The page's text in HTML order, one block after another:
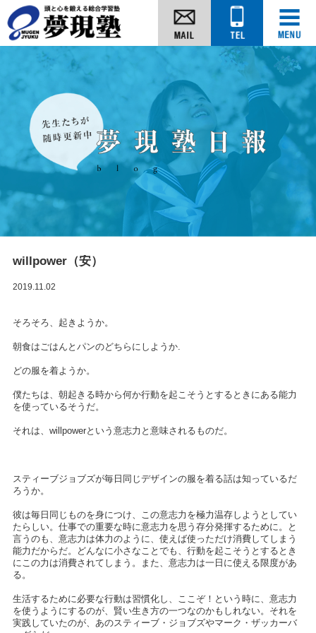
willpower（安）
2019.11.02
そろそろ、起きようか。
朝食はごはんとパンのどちらにしようか.
どの服を着ようか。
僕たちは、朝起きる時から何か行動を起こそうとするときにある能力
を使っているそうだ。
それは、willpowerという意志力と意味されるものだ。
スティーブジョブズが毎日同じデザインの服を着る話は知っているだ
ろうか。
彼は毎日同じものを身につけ、この意志力を極力温存しようとしてい
たらしい。仕事での重要な時に意志力を思う存分発揮するために。と
言うのも、意志力は体力のように、使えば使っただけ消費してしまう
能力だからだ。どんなに小さなことでも、行動を起こそうとするとき
にこの力は消費されてしまう。また、意志力は一日に使える限度があ
る。
生活するために必要な行動は習慣化し、ここぞ！という時に、意志力
を使うようにするのが、賢い生き方の一つなのかもしれない。それを
実践していたのが、あのスティーブ・ジョブズやマーク・ザッカーバ